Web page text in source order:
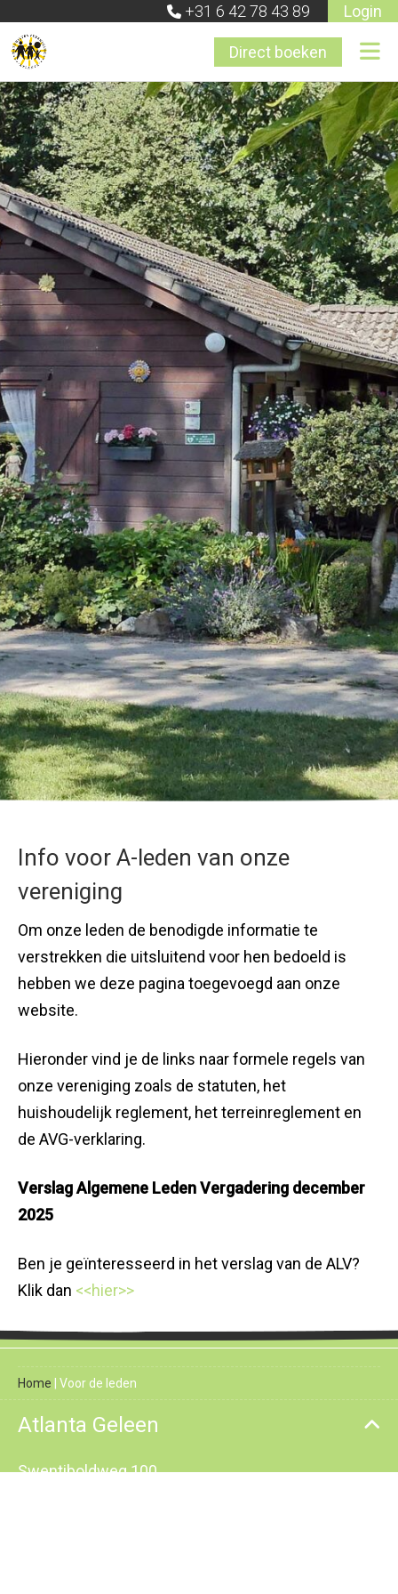
+31 6 42 78 43 89 Login
Direct boeken
Info voor A-leden van onze
vereniging
Om onze leden de benodigde informatie te
verstrekken die uitsluitend voor hen bedoeld is
hebben we deze pagina toegevoegd aan onze
website.
Hieronder vind je de links naar formele regels van
onze vereniging zoals de statuten, het
huishoudelijk reglement, het terreinreglement en
de AVG-verklaring.
Verslag Algemene Leden Vergadering december
2025
Ben je geïnteresseerd in het verslag van de ALV?
Klik dan <<hier>>
Home | Voor de leden
Atlanta Geleen
Swentiboldweg 100